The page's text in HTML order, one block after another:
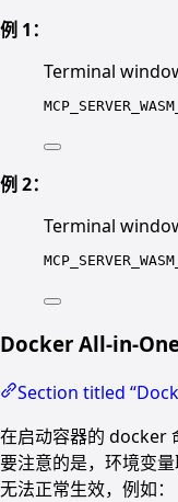
例 1：
Terminal
例 2：
Terminal
Docker All-in-
Section titled
在启动容器的 docker
要注意的是，环境变
无法正常生效，例如：